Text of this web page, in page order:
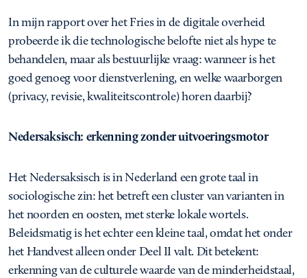
In mijn rapport over het Fries in de digitale overheid
probeerde ik die technologische belofte niet als hype te
behandelen, maar als bestuurlijke vraag: wanneer is het
goed genoeg voor dienstverlening, en welke waarborgen
(privacy, revisie, kwaliteitscontrole) horen daarbij?
Nedersaksisch: erkenning zonder uitvoeringsmotor
Het Nedersaksisch is in Nederland een grote taal in
sociologische zin: het betreft een cluster van varianten in
het noorden en oosten, met sterke lokale wortels.
Beleidsmatig is het echter een kleine taal, omdat het onder
het Handvest alleen onder Deel II valt. Dit betekent:
erkenning van de culturele waarde van de minderheidstaal,